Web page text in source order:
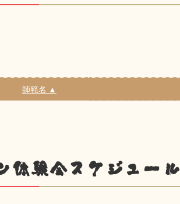
師範名 ▲
体験会スケジュール